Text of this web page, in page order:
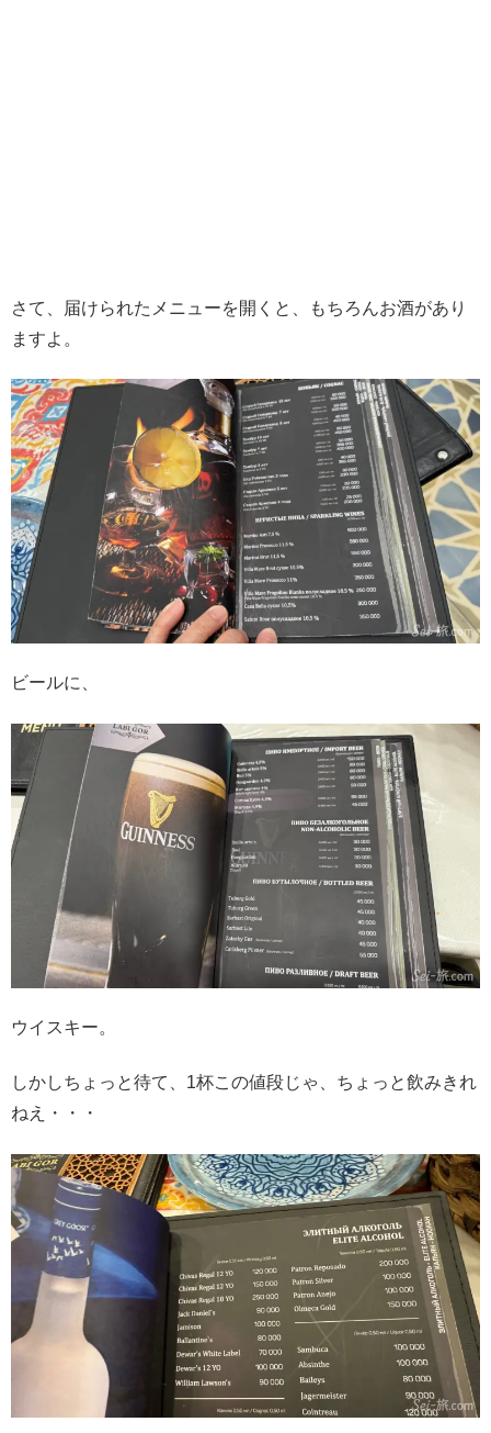
さて、届けられたメニューを開くと、もちろんお酒があり
ますよ。
ビールに、
ウイスキー。
しかしちょっと待て、1杯この値段じゃ、ちょっと飲みきれ
ねえ・・・